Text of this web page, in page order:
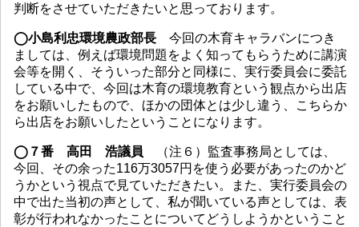
判断をさせていただきたいと思っております。
◯小島利忠環境農政部長 今回の木育キャラバンにつき
ましては、例えば環境問題をよく知ってもらうために講演
会等を開く、そういった部分と同様に、実行委員会に委託
している中で、今回は木育の環境教育という観点から出店
をお願いしたもので、ほかの団体とは少し違う、こちらか
ら出店をお願いしたということになります。
◯７番 高田 浩議員 （注６）監査事務局としては、
今回、その余った116万3057円を使う必要があったのかど
うかという視点で見ていただきたい。また、実行委員会の
中で出た当初の声として、私が聞いている声としては、表
彰が行われなかったことについてどうしようかということ